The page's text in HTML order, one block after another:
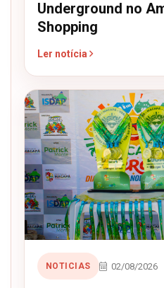
Underground no
Shopping
Ler notícia
NOTICIAS 02/08/2026